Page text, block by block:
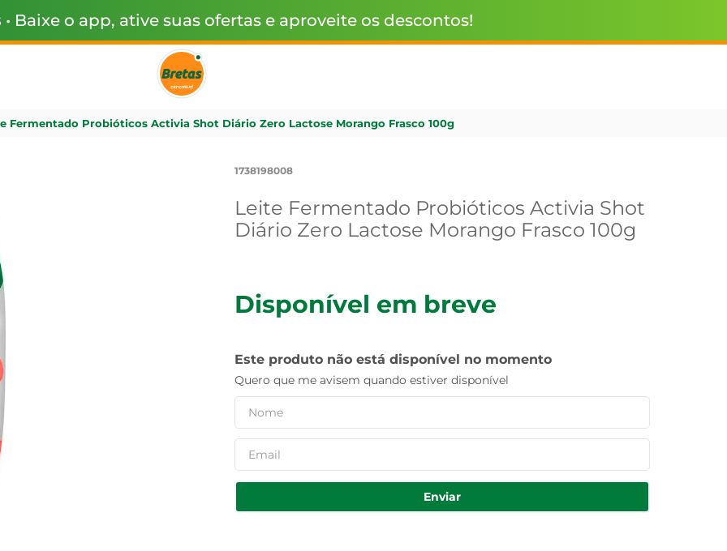
• Baixe o app, ative suas ofertas e aproveite os descontos!
Fermentado Probióticos Activia Shot Diário Zero Lactose Morango Frasco 100g
1738198008
Leite Fermentado Probióticos Activia Shot
Diário Zero Lactose Morango Frasco 100g
Disponível em breve
Este produto não está disponível no momento
Quero que me avisem quando estiver disponível
Enviar